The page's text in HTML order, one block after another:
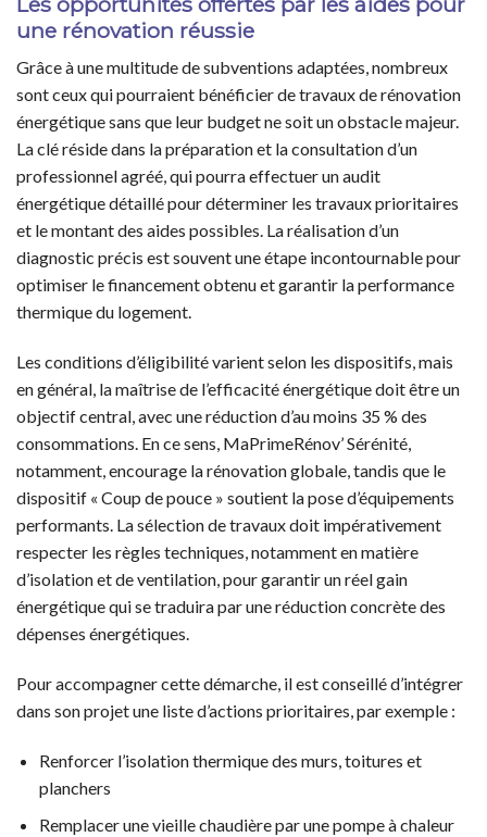
une rénovation réussie
Grâce à une multitude de subventions adaptées, nombreux
sont ceux qui pourraient bénéficier de travaux de rénovation
énergétique sans que leur budget ne soit un obstacle majeur.
La clé réside dans la préparation et la consultation d’un
professionnel agréé, qui pourra effectuer un audit
énergétique détaillé pour déterminer les travaux prioritaires
et le montant des aides possibles. La réalisation d’un
diagnostic précis est souvent une étape incontournable pour
optimiser le financement obtenu et garantir la performance
thermique du logement.
Les conditions d’éligibilité varient selon les dispositifs, mais
en général, la maîtrise de l’efficacité énergétique doit être un
objectif central, avec une réduction d’au moins 35 % des
consommations. En ce sens, MaPrimeRénov’ Sérénité,
notamment, encourage la rénovation globale, tandis que le
dispositif « Coup de pouce » soutient la pose d’équipements
performants. La sélection de travaux doit impérativement
respecter les règles techniques, notamment en matière
d’isolation et de ventilation, pour garantir un réel gain
énergétique qui se traduira par une réduction concrète des
dépenses énergétiques.
Pour accompagner cette démarche, il est conseillé d’intégrer
dans son projet une liste d’actions prioritaires, par exemple :
Renforcer l’isolation thermique des murs, toitures et
planchers
Remplacer une vieille chaudière par une pompe à chaleur